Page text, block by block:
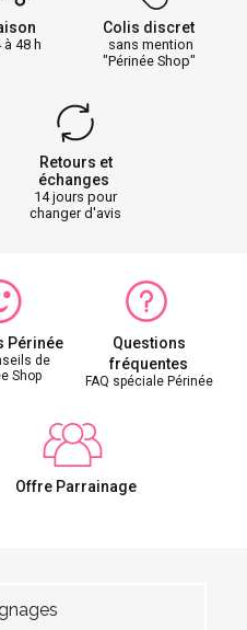
à 48 h
Colis discret
sans mention
"Périnée Shop"
Retours et
échanges
14 jours pour
changer d'avis
Périnée
de
Shop
Questions
fréquentes
FAQ spéciale Périnée
Offre Parrainage